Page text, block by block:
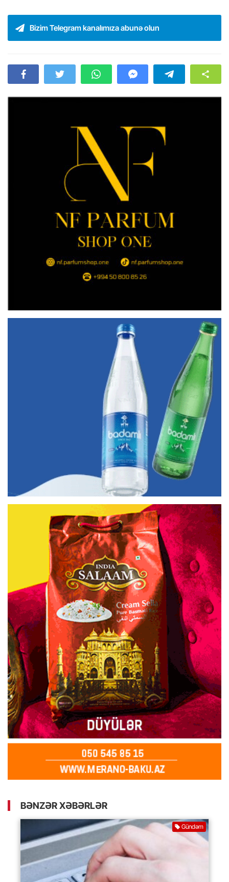
Bizim Telegram kanalımıza abunə olun
BƏNZƏR XƏBƏRLƏR
Gündəm